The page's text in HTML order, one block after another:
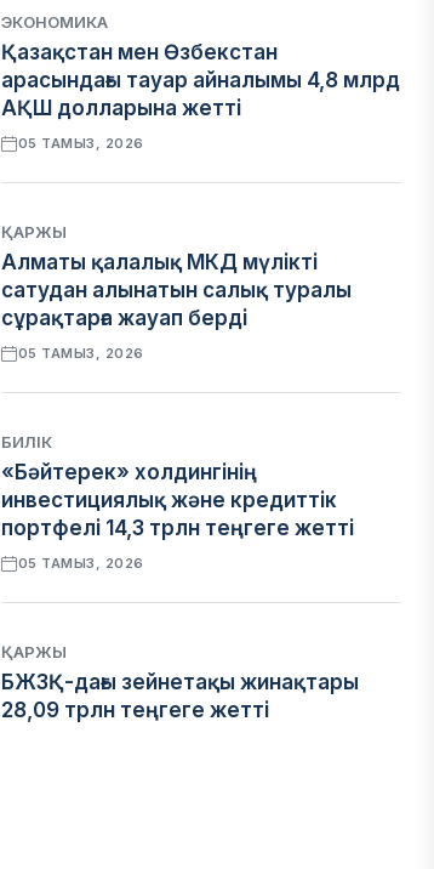
ЭКОНОМИКА
Қазақстан мен Өзбекстан
арасындағы тауар айналымы 4,8 млрд
АҚШ долларына жетті
05 ТАМЫЗ, 2026
ҚАРЖЫ
Алматы қалалық МКД мүлікті
сатудан алынатын салық туралы
сұрақтарға жауап берді
05 ТАМЫЗ, 2026
БИЛІК
«Бәйтерек» холдингінің
инвестициялық және кредиттік
портфелі 14,3 трлн теңгеге жетті
05 ТАМЫЗ, 2026
ҚАРЖЫ
БЖЗҚ-дағы зейнетақы жинақтары
28,09 трлн теңгеге жетті